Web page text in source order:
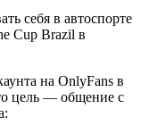
себя в автоспорте
Cup Brazil в
на OnlyFans в
цель — общение с